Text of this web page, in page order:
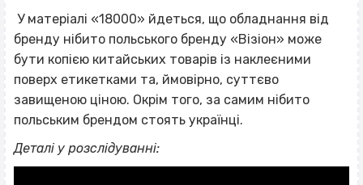
У матеріалі «18000» йдеться, що обладнання від
бренду нібито польського бренду «Візіон» може
бути копією китайських товарів із наклеєними
поверх етикетками та, ймовірно, суттєво
завищеною ціною. Окрім того, за самим нібито
польським брендом стоять українці.
Деталі у розслідуванні: